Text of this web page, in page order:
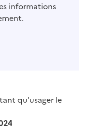
informations
qu'usager le